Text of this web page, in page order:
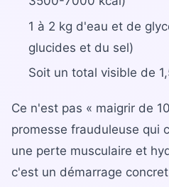
1 à 2 kg d'eau et de
glucides et du sel)
Soit un total visible de
Ce n'est pas « maigrir de
promesse frauduleuse qui
une perte musculaire et
c'est un démarrage